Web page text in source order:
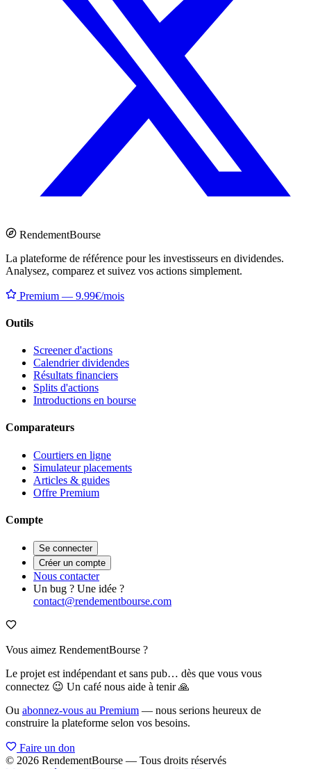
RendementBourse
La plateforme de référence pour les investisseurs en dividendes.
Analysez, comparez et suivez vos actions simplement.
Premium — 9.99€/mois
Outils
Screener d'actions
Calendrier dividendes
Résultats financiers
Splits d'actions
Introductions en bourse
Comparateurs
Courtiers en ligne
Simulateur placements
Articles & guides
Offre Premium
Compte
Se connecter
Créer un compte
Nous contacter
Un bug ? Une idée ?
contact@rendementbourse.com
Vous aimez RendementBourse ?
Le projet est indépendant et sans pub… dès que vous vous
connectez 😉 Un café nous aide à tenir 🙏
Ou abonnez-vous au Premium — nous serions heureux de
construire la plateforme selon vos besoins.
Faire un don
© 2026 RendementBourse — Tous droits réservés